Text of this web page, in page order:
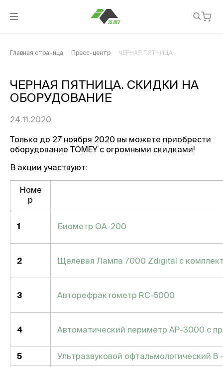
Главная страница Пресс-центр ЧЕРНАЯ ПЯТНИЦА
ЧЕРНАЯ ПЯТНИЦА. СКИДКИ НА
ОБОРУДОВАНИЕ
24.11.2020
Только до 27 ноября 2020 вы можете приобрести
оборудование TOMEY с огромными скидками!
В акции участвуют:
Номе
р
1 Биометр ОА-200
2 Щелевая Лампа 7000 Zdigital с
3 Авторефрактометр RC-5000
4 Автоматический периметр AP-3000 с
5 Ультразвуковой офтальмологический